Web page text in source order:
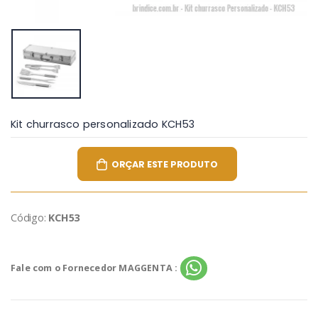
Kit churrasco personalizado KCH53
ORÇAR ESTE PRODUTO
Código: KCH53
Fale com o Fornecedor MAGGENTA :